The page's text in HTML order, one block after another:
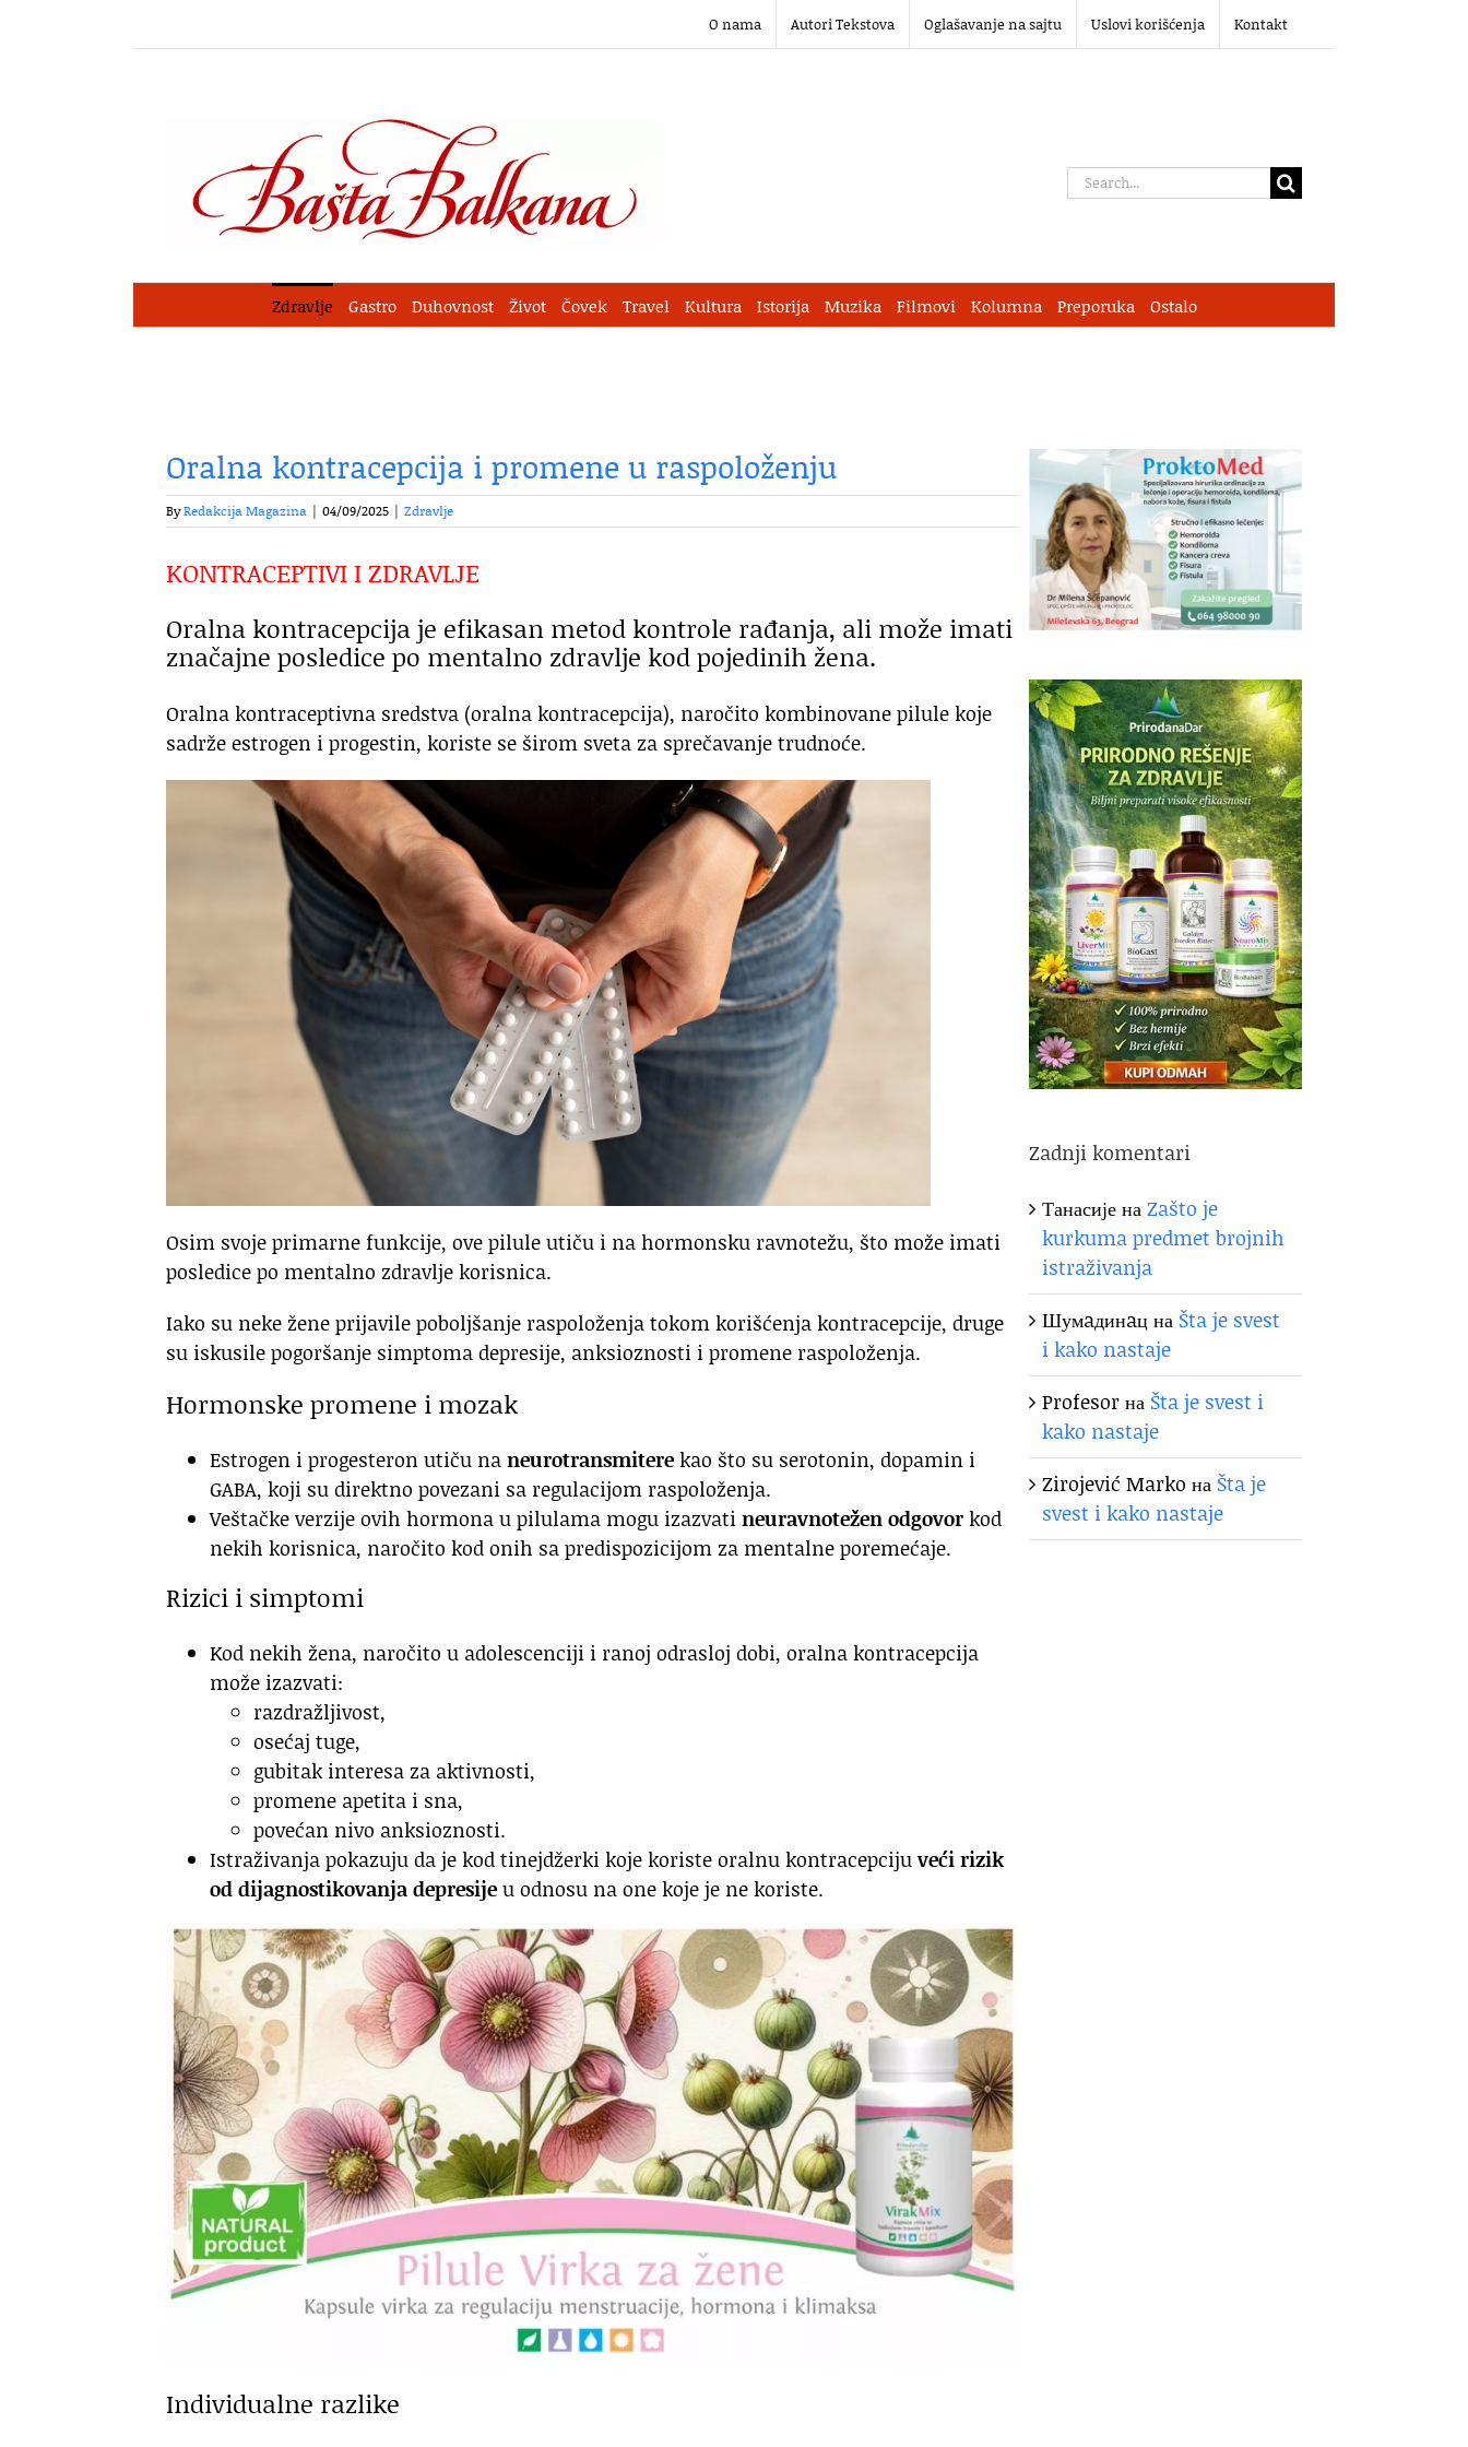
O nama Autori Tekstova Oglašavanje na sajtu Uslovi korišćenja Kontakt
Search
Zdravlje Gastro Duhovnost Život Čovek Travel Kultura Istorija Muzika Filmovi Kolumna Preporuka Ostalo
Oralna kontracepcija i promene u raspoloženju
ByRedakcija Magazina | 04/09/2025 | Zdravlje
KONTRACEPTIVI I ZDRAVLJE
Oralna kontracepcija je efikasan metod kontrole rađanja, ali može imati
značajne posledice po mentalno zdravlje kod pojedinih žena.
Oralna kontraceptivna sredstva (oralna kontracepcija), naročito kombinovane pilule koje
sadrže estrogen i progestin, koriste se širom sveta za sprečavanje trudnoće.
Osim svoje primarne funkcije, ove pilule utiču i na hormonsku ravnotežu, što može imati
posledice po mentalno zdravlje korisnica.
Iako su neke žene prijavile poboljšanje raspoloženja tokom korišćenja kontracepcije, druge
su iskusile pogoršanje simptoma depresije, anksioznosti i promene raspoloženja.
Hormonske promene i mozak
Estrogen i progesteron utiču naneurotransmiterekao što su serotonin, dopamin i
GABA, koji su direktno povezani sa regulacijom raspoloženja.
Veštačke verzije ovih hormona u pilulama mogu izazvatineuravnotežen odgovorkod
nekih korisnica, naročito kod onih sa predispozicijom za mentalne poremećaje.
Rizici i simptomi
Kod nekih žena, naročito u adolescenciji i ranoj odrasloj dobi, oralna kontracepcija
može izazvati:
razdražljivost,
osećaj tuge,
gubitak interesa za aktivnosti,
promene apetita i sna,
povećan nivo anksioznosti.
Istraživanja pokazuju da je kod tinejdžerki koje koriste oralnu kontracepcijuveći rizik
od dijagnostikovanja depresijeu odnosu na one koje je ne koriste.
Individualne razlike
Zadnji komentari
ТанасијенаZašto je
kurkuma predmet brojnih
istraživanja
Шумaдинaцна Šta je svest
i kako nastaje
Profesorна Šta je svest i
kako nastaje
Zirojević Marko на Šta je
svest i kako nastaje